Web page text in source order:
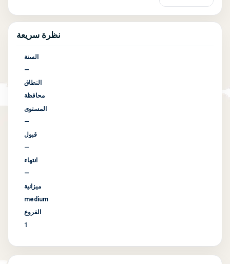
نظرة سريعة
السنة
—
النطاق
محافظة
المستوى
—
قبول
—
انتهاء
—
ميزانية
medium
الفروع
1